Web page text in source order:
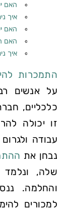
האם
איך
האם
האם
איך
התמכרות
על אנשים
כלכליים,
זו יכולה
עבודה
נבחן את
שלה, ונלמד
והחלמה.
למכורים